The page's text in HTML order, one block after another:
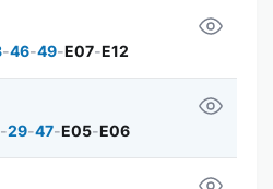
-46-49-E07-E12
-29-47-E05-E06